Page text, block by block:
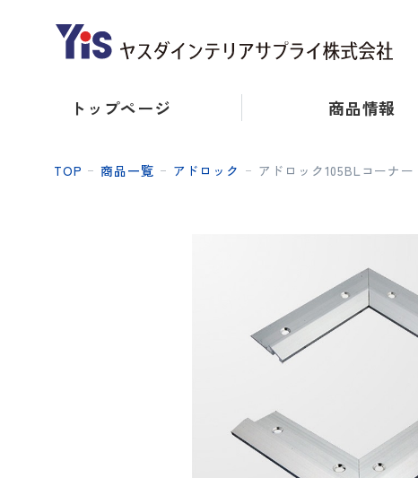
トップページ 商品情報
TOP 商品一覧 アドロック アドロック105BLコーナー